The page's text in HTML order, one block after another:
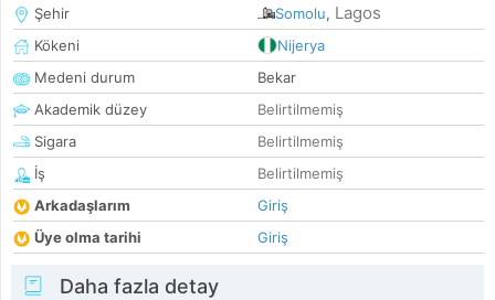
Şehir
Somolu, Lagos
Kökeni
Nijerya
Medeni durum
Bekar
Akademik düzey
Belirtilmemiş
Sigara
Belirtilmemiş
İş
Belirtilmemiş
Arkadaşlarım
Giriş
Üye olma tarihi
Giriş
Daha fazla detay